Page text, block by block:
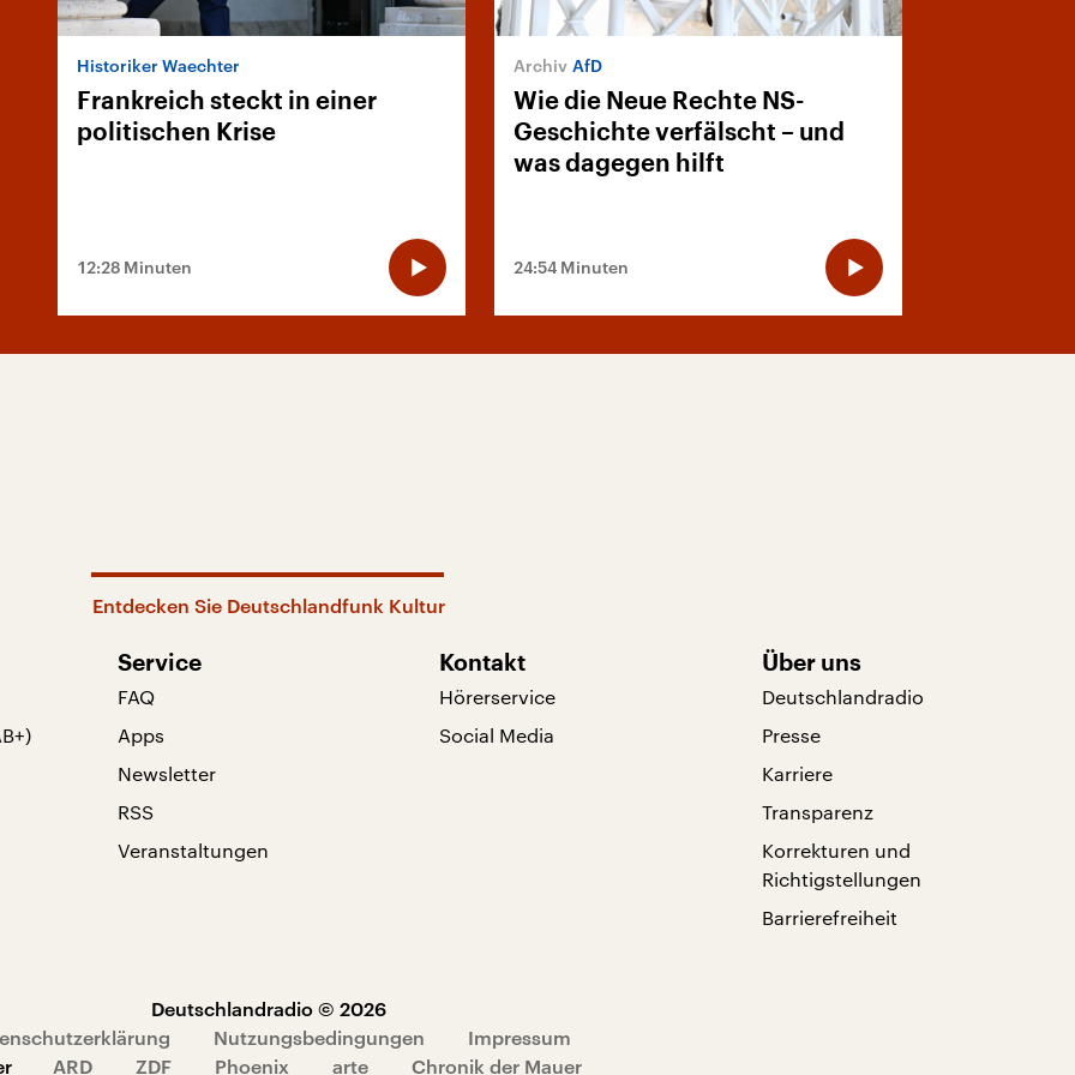
Historiker Waechter
Frankreich steckt in einer
politischen Krise
12:28 Minuten
AfD
Wie die Neue Rechte NS-
Geschichte verfälscht – und
was dagegen hilft
24:54 Minuten
Entdecken Sie Deutschlandfunk Kultur
Service
FAQ
Apps
Newsletter
RSS
Veranstaltungen
Kontakt
Hörerservice
Social Media
Über uns
Deutschlandradio
Presse
Karriere
Transparenz
Korrekturen und
Richtigstellungen
Barrierefreiheit
Deutschlandradio © 2026
Nutzungsbedingungen
Impressum
ARD ZDF Phoenix arte Chronik der Mauer